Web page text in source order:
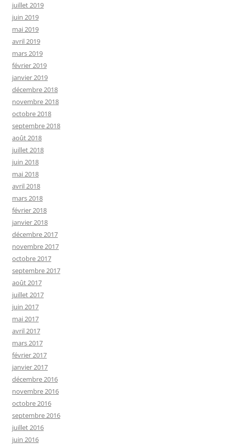
juillet 2019
juin 2019
mai 2019
avril 2019
mars 2019
février 2019
janvier 2019
décembre 2018
novembre 2018
octobre 2018
septembre 2018
août 2018
juillet 2018
juin 2018
mai 2018
avril 2018
mars 2018
février 2018
janvier 2018
décembre 2017
novembre 2017
octobre 2017
septembre 2017
août 2017
juillet 2017
juin 2017
mai 2017
avril 2017
mars 2017
février 2017
janvier 2017
décembre 2016
novembre 2016
octobre 2016
septembre 2016
juillet 2016
juin 2016